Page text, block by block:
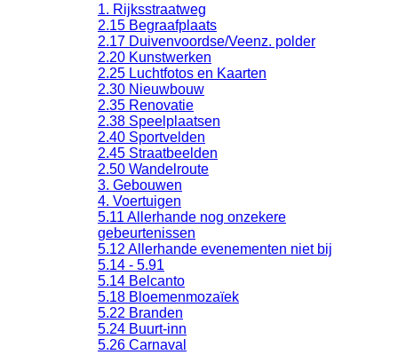
1. Rijksstraatweg
2.15 Begraafplaats
2.17 Duivenvoordse/Veenz. polder
2.20 Kunstwerken
2.25 Luchtfotos en Kaarten
2.30 Nieuwbouw
2.35 Renovatie
2.38 Speelplaatsen
2.40 Sportvelden
2.45 Straatbeelden
2.50 Wandelroute
3. Gebouwen
4. Voertuigen
5.11 Allerhande nog onzekere
gebeurtenissen
5.12 Allerhande evenementen niet bij
5.14 - 5.91
5.14 Belcanto
5.18 Bloemenmozaïek
5.22 Branden
5.24 Buurt-inn
5.26 Carnaval